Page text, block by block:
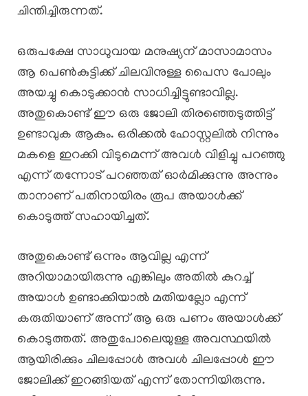
ചിന്തിച്ചിരുന്നത്.
ഒരുപക്ഷേ സാധുവായ മനുഷ്യന് മാസാമാസം
ആ പെൺകുട്ടിക്ക് ചിലവിനുള്ള പൈസ പോലും
അയച്ചു കൊടുക്കാൻ സാധിച്ചിട്ടുണ്ടാവില്ല.
അതുകൊണ്ട് ഈ ഒരു ജോലി തിരഞ്ഞെടുത്തിട്ട്
ഉണ്ടാവുക ആകും. ഒരിക്കൽ ഹോസ്റ്റലിൽ നിന്നും
മകളെ ഇറക്കി വിടുമെന്ന് അവൾ വിളിച്ചു പറഞ്ഞു
എന്ന് തന്നോട് പറഞ്ഞത് ഓർമിക്കുന്നു അന്നും
താനാണ് പതിനായിരം രൂപ അയാൾക്ക്
കൊടുത്ത് സഹായിച്ചത്.
അതുകൊണ്ട് ഒന്നും ആവില്ല എന്ന്
അറിയാമായിരുന്നു എങ്കിലും അതിൽ കുറച്ച്
അയാൾ ഉണ്ടാക്കിയാൽ മതിയല്ലോ എന്ന്
കരുതിയാണ് അന്ന് ആ ഒരു പണം അയാൾക്ക്
കൊടുത്തത്. അതുപോലെയുള്ള അവസ്ഥയിൽ
ആയിരിക്കും ചിലപ്പോൾ അവൾ ചിലപ്പോൾ ഈ
ജോലിക്ക് ഇറങ്ങിയത് എന്ന് തോന്നിയിരുന്നു.